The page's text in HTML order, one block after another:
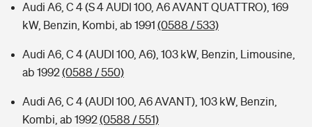
Audi A6, C 4 (S 4 AUDI 100, A6 AVANT QUATTRO), 169
kW, Benzin, Kombi, ab 1991 (0588 / 533)
Audi A6, C 4 (AUDI 100, A6), 103 kW, Benzin, Limousine,
ab 1992(0588 / 550)
Audi A6, C 4 (AUDI 100, A6 AVANT), 103 kW, Benzin,
Kombi, ab 1992(0588 / 551)